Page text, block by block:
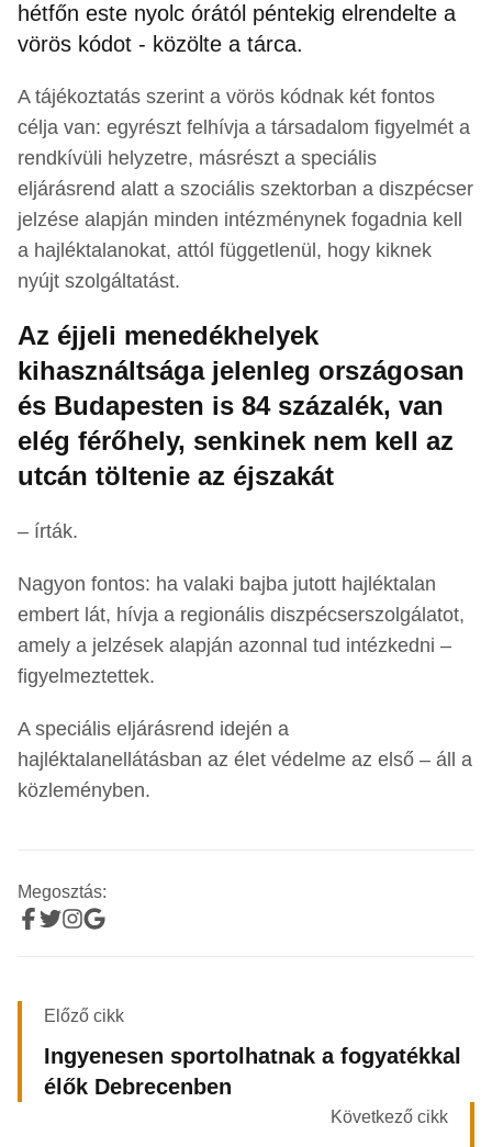
hétfőn este nyolc órától péntekig elrendelte a
vörös kódot - közölte a tárca.
A tájékoztatás szerint a vörös kódnak két fontos
célja van: egyrészt felhívja a társadalom figyelmét a
rendkívüli helyzetre, másrészt a speciális
eljárásrend alatt a szociális szektorban a diszpécser
jelzése alapján minden intézménynek fogadnia kell
a hajléktalanokat, attól függetlenül, hogy kiknek
nyújt szolgáltatást.
Az éjjeli menedékhelyek
kihasználtsága jelenleg országosan
és Budapesten is 84 százalék, van
elég férőhely, senkinek nem kell az
utcán töltenie az éjszakát
– írták.
Nagyon fontos: ha valaki bajba jutott hajléktalan
embert lát, hívja a regionális diszpécserszolgálatot,
amely a jelzések alapján azonnal tud intézkedni –
figyelmeztettek.
A speciális eljárásrend idején a
hajléktalanellátásban az élet védelme az első – áll a
közleményben.
Megosztás:
Előző cikk
Ingyenesen sportolhatnak a fogyatékkal
élők Debrecenben
Következő cikk